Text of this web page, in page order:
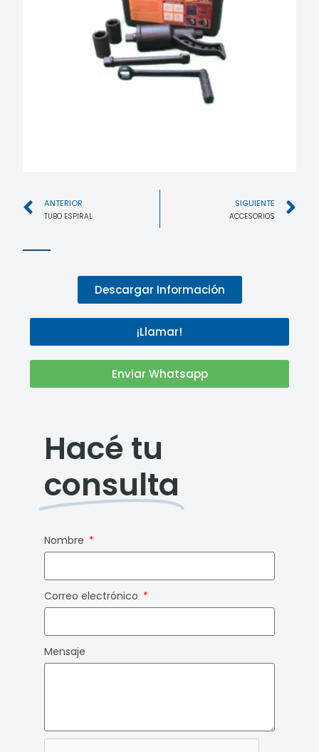
ANTERIOR
TUBO ESPIRAL
SIGUIENTE
ACCESORIOS
Descargar Información
¡Llamar!
Enviar Whatsapp
Hacé tu
consulta
Nombre
Correo electrónico
Mensaje